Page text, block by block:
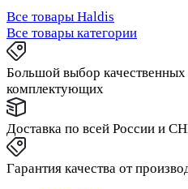
Все товары Haldis
Все товары категории
Большой выбор качественных
комплектующих
Доставка по всей России и
Гарантия качества от